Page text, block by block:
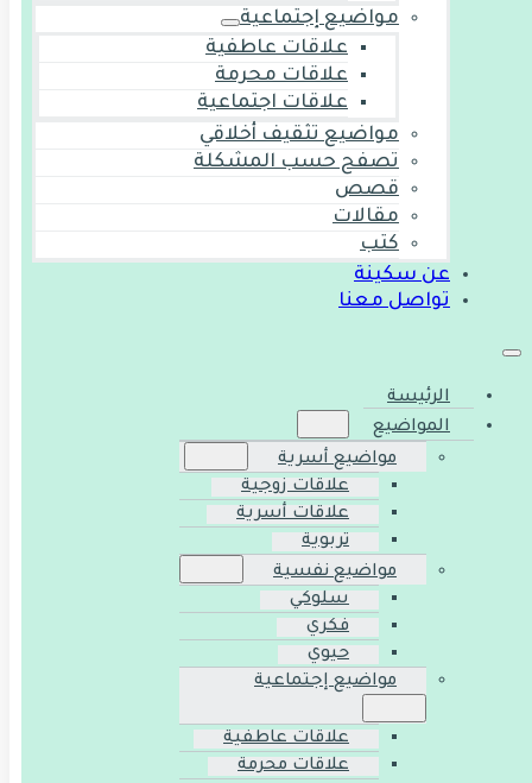
مواضيع إجتماعية
علاقات عاطفية
علاقات محرمة
علاقات اجتماعية
مواضيع تثقيف أخلاقي
تصفح حسب المشكلة
قصص
مقالات
كتب
عن سكينة
تواصل معنا
الرئيسة
المواضيع
مواضيع أسرية
علاقات زوجية
علاقات أسرية
تربوية
مواضيع نفسية
سلوكي
فكري
حيوي
مواضيع إجتماعية
علاقات عاطفية
علاقات محرمة